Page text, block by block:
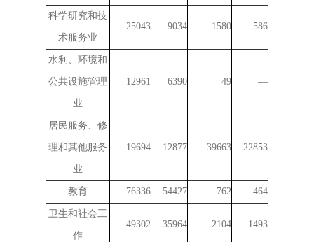
科学研究和技
术服务业
25043 9034 1580 586
水利、环境和
公共设施管理
业
12961 6390 49 —
居民服务、修
理和其他服务
业
19694 12877 39663 22853
教育 76336 54427 762 464
卫生和社会工
作
49302 35964 2104 1493